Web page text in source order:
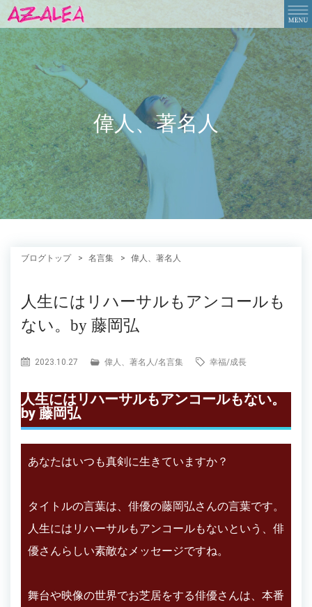
偉人、著名人
ブログトップ 名言集 偉人、著名人
人生にはリハーサルもアンコールも
ない。by 藤岡弘
2023.10.27 偉人、著名人 /名言集 幸福/成長
人生にはリハーサルもアンコールもない。
by 藤岡弘
あなたはいつも真剣に生きていますか？
タイトルの言葉は、俳優の藤岡弘さんの言葉です。
人生にはリハーサルもアンコールもないという、俳
優さんらしい素敵なメッセージですね。
舞台や映像の世界でお芝居をする俳優さんは、本番